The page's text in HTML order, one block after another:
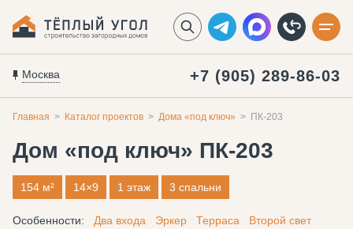
Москва +7 (905) 289-86-03
Главная Каталог проектов Дома «под ключ» ПК-203
Дом «под ключ» ПК-203
154 м² 14×9 1 этаж 3 спальни
Особенности: Два входа Эркер Терраса Второй свет